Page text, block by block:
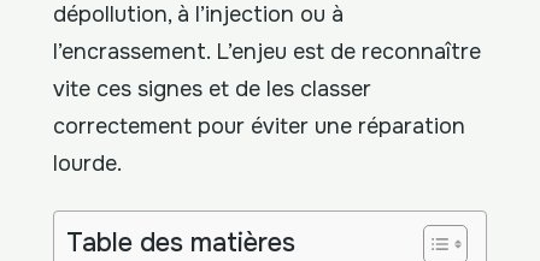
dépollution, à l’injection ou à
l’encrassement. L’enjeu est de reconnaître
vite ces signes et de les classer
correctement pour éviter une réparation
lourde.
Table des matières